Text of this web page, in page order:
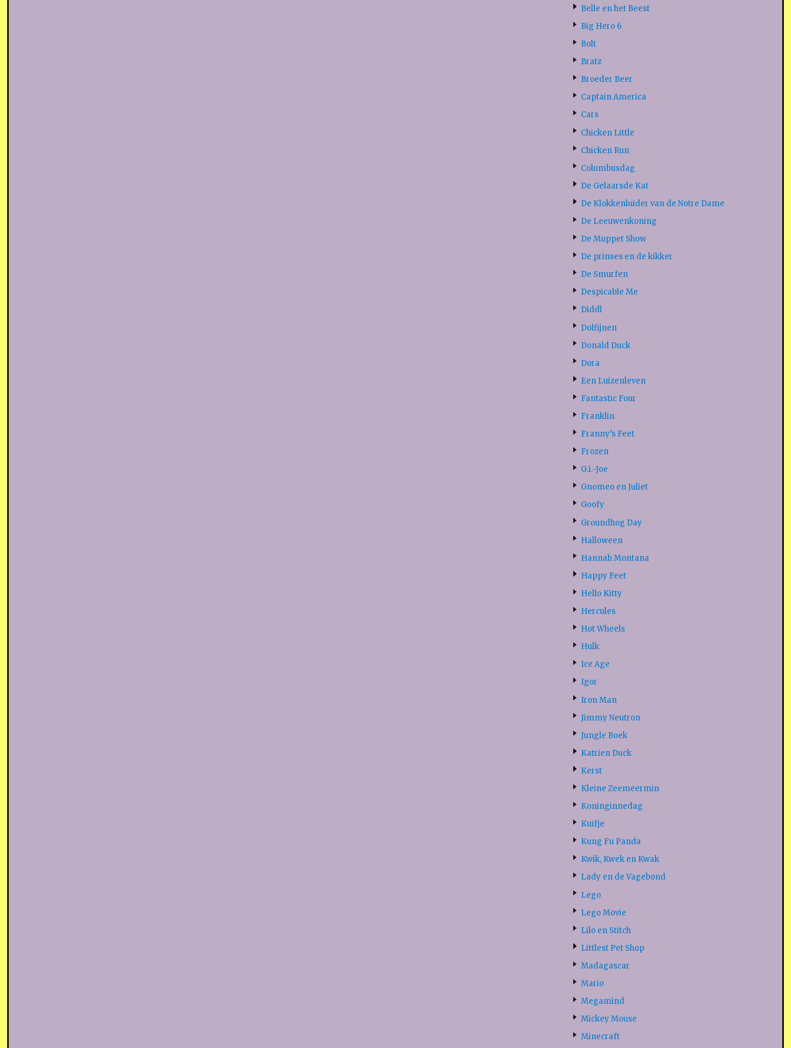
Belle en het Beest
Big Hero 6
Bolt
Bratz
Broeder Beer
Captain America
Cars
Chicken Little
Chicken Run
Columbusdag
De Gelaarsde Kat
De Klokkenluider van de Notre Dame
De Leeuwenkoning
De Muppet Show
De prinses en de kikker
De Smurfen
Despicable Me
Diddl
Dolfijnen
Donald Duck
Dora
Een Luizenleven
Fantastic Four
Franklin
Franny’s Feet
Frozen
G.i.-Joe
Gnomeo en Juliet
Goofy
Groundhog Day
Halloween
Hannah Montana
Happy Feet
Hello Kitty
Hercules
Hot Wheels
Hulk
Ice Age
Igor
Iron Man
Jimmy Neutron
Jungle Boek
Katrien Duck
Kerst
Kleine Zeemeermin
Koninginnedag
Kuifje
Kung Fu Panda
Kwik, Kwek en Kwak
Lady en de Vagebond
Lego
Lego Movie
Lilo en Stitch
Littlest Pet Shop
Madagascar
Mario
Megamind
Mickey Mouse
Minecraft